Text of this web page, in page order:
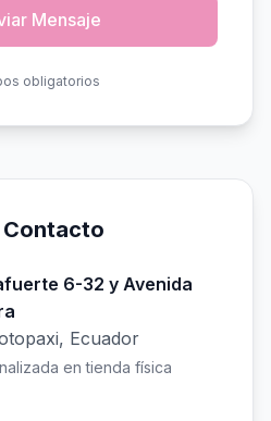
Mensaje
obligatorios
6-32 y Avenida
Ecuador
en tienda física